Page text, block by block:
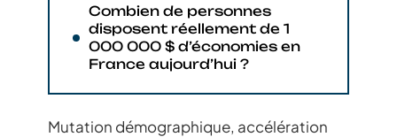
Combien de personnes
disposent réellement de 1
000 000 $ d’économies en
France aujourd’hui ?
Mutation démographique, accélération